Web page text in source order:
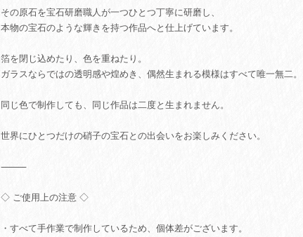
その原石を宝石研磨職人が一つひとつ丁寧に研磨し、
本物の宝石のような輝きを持つ作品へと仕上げています。
箔を閉じ込めたり、色を重ねたり。
ガラスならではの透明感や煌めき、偶然生まれる模様はすべて唯一無二。
同じ色で制作しても、同じ作品は二度と生まれません。
世界にひとつだけの硝子の宝石との出会いをお楽しみください。
⸻
◇ ご使用上の注意 ◇
・すべて手作業で制作しているため、個体差がございます。